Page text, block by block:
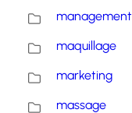
management
maquillage
marketing
massage